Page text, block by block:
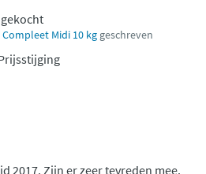
Midi 10 kg geschreven
2017. Zijn er zeer tevreden mee.